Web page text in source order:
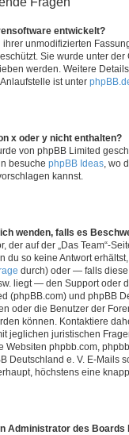
entwickelt?
ihrer unmodifizierten
Sie wurde unter
werden. Weitere
ist unter
x oder y nicht enthalten?
von phpBB Limited
besuche phpBB Ideas, wo
kannst.
wenden, falls es
der auf der „Das Team“-
du so keine Antwort
durch) oder — falls diese
liegt — den Support oder
(phpBB.com) und phpBB
oder die Benutzer der
können. Kontaktiere
jeglichen juristischen
Websiten phpbb.com,
Deutschland e. V. E-Mails
höchstens eine
Administrator des Boards